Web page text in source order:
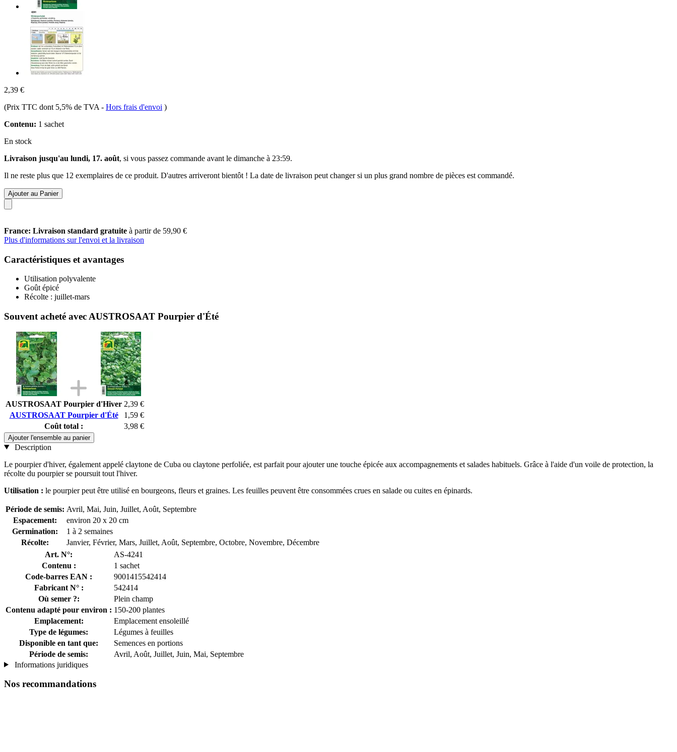
2,39 €
(Prix TTC dont 5,5% de TVA - Hors frais d'envoi )
Contenu: 1 sachet
En stock
Livraison jusqu'au lundi, 17. août, si vous passez commande avant le dimanche à 23:59.
Il ne reste plus que 12 exemplaires de ce produit. D'autres arriveront bientôt ! La date de livraison peut changer si un plus grand nombre de pièces est commandé.
Ajouter au Panier
France: Livraison standard gratuite à partir de 59,90 €
Plus d'informations sur l'envoi et la livraison
Caractéristiques et avantages
Utilisation polyvalente
Goût épicé
Récolte : juillet-mars
Souvent acheté avec AUSTROSAAT Pourpier d'Été
AUSTROSAAT Pourpier d'Hiver 2,39 €
AUSTROSAAT Pourpier d'Été
1,59 €
Coût total :
3,98 €
Ajouter l'ensemble au panier
Description
Le pourpier d'hiver, également appelé claytone de Cuba ou claytone perfoliée, est parfait pour ajouter une touche épicée aux accompagnements et salades habituels. Grâce à l'aide d'un voile de protection, la
récolte du pourpier se poursuit tout l'hiver.
Utilisation : le pourpier peut être utilisé en bourgeons, fleurs et graines. Les feuilles peuvent être consommées crues en salade ou cuites en épinards.
Période de semis: Avril, Mai, Juin, Juillet, Août, Septembre
Espacement:
environ 20 x 20 cm
Germination:
1 à 2 semaines
Récolte:
Janvier, Février, Mars, Juillet, Août, Septembre, Octobre, Novembre, Décembre
Art. N°:
AS-4241
Contenu :
1 sachet
Code-barres EAN :
9001415542414
Fabricant N° :
542414
Où semer ?:
Plein champ
Contenu adapté pour environ : 150-200 plantes
Emplacement:
Emplacement ensoleillé
Type de légumes:
Légumes à feuilles
Disponible en tant que:
Semences en portions
Période de semis:
Avril, Août, Juillet, Juin, Mai, Septembre
Informations juridiques
Nos recommandations